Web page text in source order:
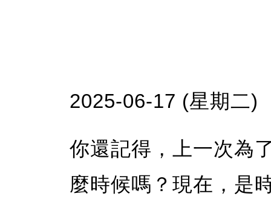
2025-06-17 (星期二)
你還記得，上一次為
麼時候嗎？現在，是